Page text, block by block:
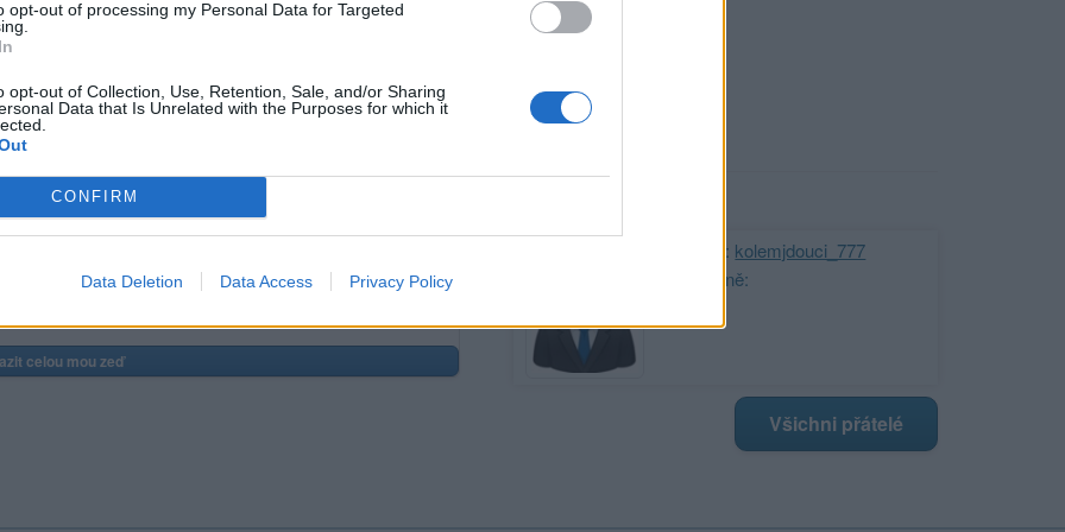
opt-out of processing my Personal Data for Targeted
opt-out of Collection, Use, Retention, Sale, and/or Sharing
Data that Is Unrelated with the Purposes for which it
CONFIRM
Data Deletion Data Access Privacy Policy
…
to nemůžeš sežrat nebo ošukat, pochčij to a jdi od
celou mou zeď
Kamarád: kolemjdouci_777
Říká o mně:
Všichni přátelé